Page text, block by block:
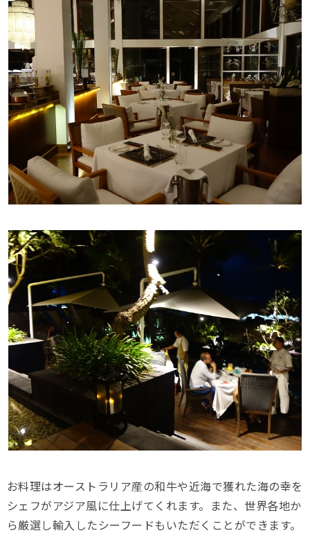
お料理はオーストラリア産の和牛や近海で獲れた海の幸を
シェフがアジア風に仕上げてくれます。また、世界各地か
ら厳選し輸入したシーフードもいただくことができます。